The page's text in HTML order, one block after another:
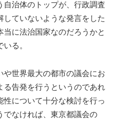
治体のトップが、行政調査
ていないような発言をした
当に法治国家なのだろうかと
る。
世界最大の都市の議会にお
る告発を行うというのであれ
について十分な検討を行っ
でなければ、東京都議会の